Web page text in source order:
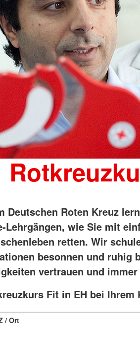
Deutschen Roten Kreuz
Lehrgängen, wie Sie mit
retten. Wir
besonnen und ruhig
vertrauen und
Fit in EH bei
/ Ort